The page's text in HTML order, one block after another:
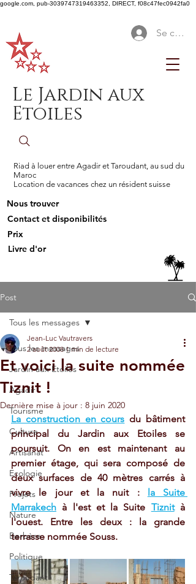
google.com, pub-3039747319463352, DIRECT, f08c47fec0942fa0
Se
Le Jardin aux
Etoiles
Riad à louer entre Agadir et Taroudant, au sud du
Maroc
Location de vacances chez un résident suisse
Nous trouver
Contact et disponibilités
Prix
Livre d'or
Post
Tous les messages
Jardin aux Etoiles
Agadir
Tourisme
Culture
Artisanat
Ecologie
Projets
Nature
Berbère
Politique
Taroudant
Tous les messages
Et voici la suite nommée
Tiznit !
Jean-Luc Vautravers
2 août 2008 1 min de lecture
Dernière mise à jour : 8 juin 2020
La construction en cours du bâtiment
principal du Jardin aux Etoiles se
poursuit. On en est maintenant au
premier étage, qui sera composé de
deux surfaces de 40 mètres carrés à
vivre le jour et la nuit : la Suite
Marrakech à l'est et la Suite Tiznit à
l'ouest. Entre les deux : la grande
terrasse nommée Souss.